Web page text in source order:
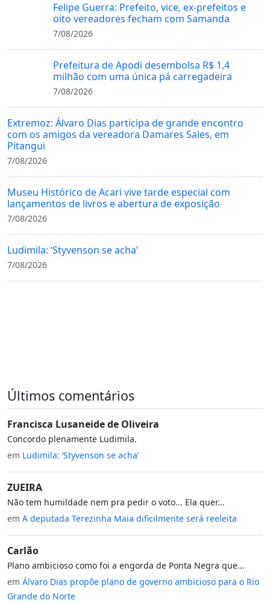
Felipe Guerra: Prefeito, vice, ex-prefeitos e
oito vereadores fecham com Samanda
7/08/2026
Prefeitura de Apodi desembolsa R$ 1,4
milhão com uma única pá carregadeira
7/08/2026
Extremoz: Álvaro Dias participa de grande encontro
com os amigos da vereadora Damares Sales, em
Pitangui
7/08/2026
Museu Histórico de Acari vive tarde especial com
lançamentos de livros e abertura de exposição
7/08/2026
Ludimila: ‘Styvenson se acha’
7/08/2026
Últimos comentários
Francisca Lusaneide de Oliveira
Concordo plenamente Ludimila.
em Ludimila: ‘Styvenson se acha’
ZUEIRA
Não tem humildade nem pra pedir o voto... Ela quer...
em A deputada Terezinha Maia dificilmente será reeleita
Carlão
Plano ambicioso como foi a engorda de Ponta Negra que...
em Álvaro Dias propõe plano de governo ambicioso para o Rio
Grande do Norte